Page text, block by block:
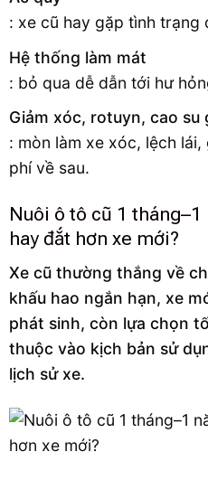
: xe cũ hay gặp tình trạng
Hệ thống làm mát
: bỏ qua dễ dẫn tới hư
Giảm xóc, rotuyn, cao su
: mòn làm xe xóc, lệch
phí về sau.
Nuôi ô tô cũ 1
hay đắt hơn xe mới?
Xe cũ thường thắng về
khấu hao ngắn hạn, xe
phát sinh, còn lựa chọn
thuộc vào kịch bản sử
lịch sử xe.